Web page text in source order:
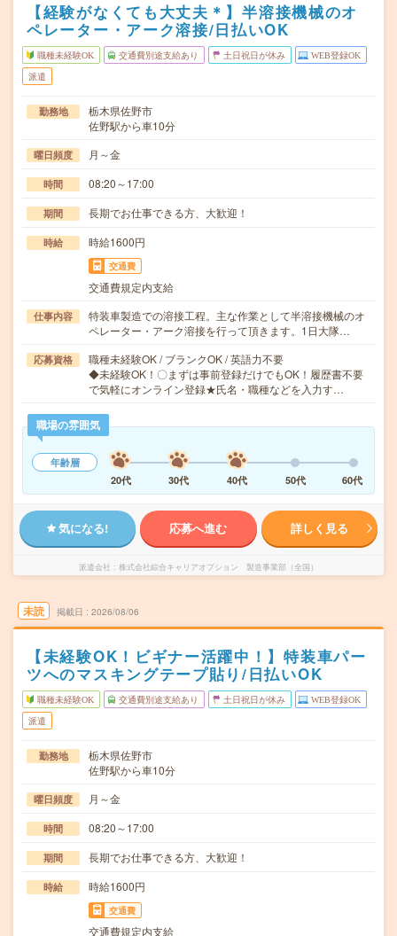
【経験がなくても大丈夫＊】半溶接機械のオ
ペレーター・アーク溶接/日払いOK
職種未経験OK 交通費別途支給あり 土日祝日が休み WEB登録OK
派遣
勤務地
栃木県佐野市
佐野駅から車10分
曜日頻度 月～金
時間 08:20～17:00
期間 長期でお仕事できる方、大歓迎！
時給 時給1600円
交通費
交通費規定内支給
仕事内容
特装車製造での溶接工程。主な作業として半溶接機械のオ
ペレーター・アーク溶接を行って頂きます。1日大隊…
応募資格
職種未経験OK / ブランクOK / 英語力不要
◆未経験OK！〇まずは事前登録だけでもOK！履歴書不要
で気軽にオンライン登録★氏名・職種などを入力す…
職場の雰囲気
年齢層
20代
30代 40代 50代 60代
気になる! 応募へ進む 詳しく見る
派遣会社 株式会社綜合キャリアオプション 製造事業部（全国）
未読 掲載日 2026/08/06
【未経験OK！ビギナー活躍中！】特装車パー
ツへのマスキングテープ貼り/日払いOK
職種未経験OK 交通費別途支給あり 土日祝日が休み WEB登録OK
派遣
勤務地
栃木県佐野市
佐野駅から車10分
曜日頻度 月～金
時間 08:20～17:00
期間 長期でお仕事できる方、大歓迎！
時給 時給1600円
交通費
交通費規定内支給